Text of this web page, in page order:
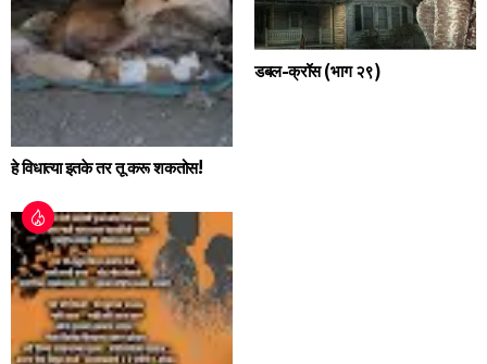
हे विधात्या इतके तर तू करू शकतोस!
डबल-क्रॉस (भाग २९)